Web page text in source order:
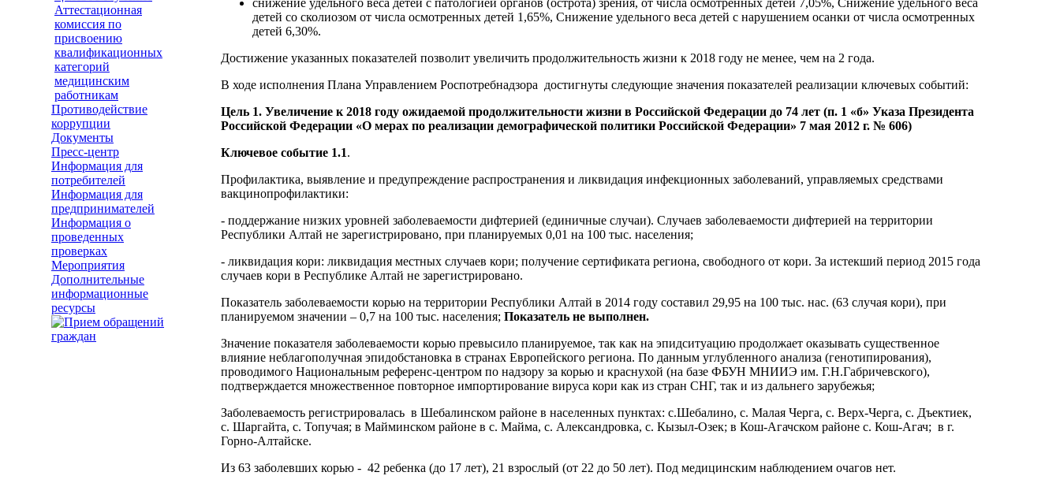
Аттестационная
комиссия по
присвоению
квалификационных
категорий
медицинским
работникам
Противодействие
коррупции
Документы
Пресс-центр
Информация для
потребителей
Информация для
предпринимателей
Информация о
проведенных
проверках
Мероприятия
Дополнительные
информационные
ресурсы
снижение удельного веса детей с патологией органов (острота) зрения, от числа осмотренных детей 7,05%, Снижение удельного веса
детей со сколиозом от числа осмотренных детей 1,65%, Снижение удельного веса детей с нарушением осанки от числа осмотренных
детей 6,30%.
Достижение указанных показателей позволит увеличить продолжительность жизни к 2018 году не менее, чем на 2 года.
В ходе исполнения Плана Управлением Роспотребнадзора достигнуты следующие значения показателей реализации ключевых событий:
Цель 1. Увеличение к 2018 году ожидаемой продолжительности жизни в Российской Федерации до 74 лет (п. 1 «б» Указа Президента
Российской Федерации «О мерах по реализации демографической политики Российской Федерации» 7 мая 2012 г. № 606)
Ключевое событие 1.1.
Профилактика, выявление и предупреждение распространения и ликвидация инфекционных заболеваний, управляемых средствами
вакцинопрофилактики:
- поддержание низких уровней заболеваемости дифтерией (единичные случаи). Случаев заболеваемости дифтерией на территории
Республики Алтай не зарегистрировано, при планируемых 0,01 на 100 тыс. населения;
- ликвидация кори: ликвидация местных случаев кори; получение сертификата региона, свободного от кори. За истекший период 2015 года
случаев кори в Республике Алтай не зарегистрировано.
Показатель заболеваемости корью на территории Республики Алтай в 2014 году составил 29,95 на 100 тыс. нас. (63 случая кори), при
планируемом значении – 0,7 на 100 тыс. населения; Показатель не выполнен.
Значение показателя заболеваемости корью превысило планируемое, так как на эпидситуацию продолжает оказывать существенное
влияние неблагополучная эпидобстановка в странах Европейского региона. По данным углубленного анализа (генотипирования),
проводимого Национальным референс-центром по надзору за корью и краснухой (на базе ФБУН МНИИЭ им. Г.Н.Габричевского),
подтверждается множественное повторное импортирование вируса кори как из стран СНГ, так и из дальнего зарубежья;
Заболеваемость регистрировалась в Шебалинском районе в населенных пунктах: с.Шебалино, с. Малая Черга, с. Верх-Черга, с. Дъектиек,
с. Шаргайта, с. Топучая; в Майминском районе в с. Майма, с. Александровка, с. Кызыл-Озек; в Кош-Агачском районе с. Кош-Агач; в г.
Горно-Алтайске.
Из 63 заболевших корью - 42 ребенка (до 17 лет), 21 взрослый (от 22 до 50 лет). Под медицинским наблюдением очагов нет.